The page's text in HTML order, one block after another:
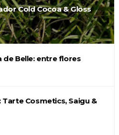
Cold Cocoa & Gloss
de Belle: entre flores
Cosmetics, Saigu &